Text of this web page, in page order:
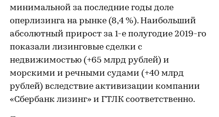
минимальной за последние годы доле
оперлизинга на рынке (8,4 %). Наибольший
абсолютный прирост за 1-е полугодие 2019-го
показали лизинговые сделки с
недвижимостью (+65 млрд рублей) и
морскими и речными судами (+40 млрд
рублей) вследствие активизации компании
«Сбербанк лизинг» и ГТЛК соответственно.